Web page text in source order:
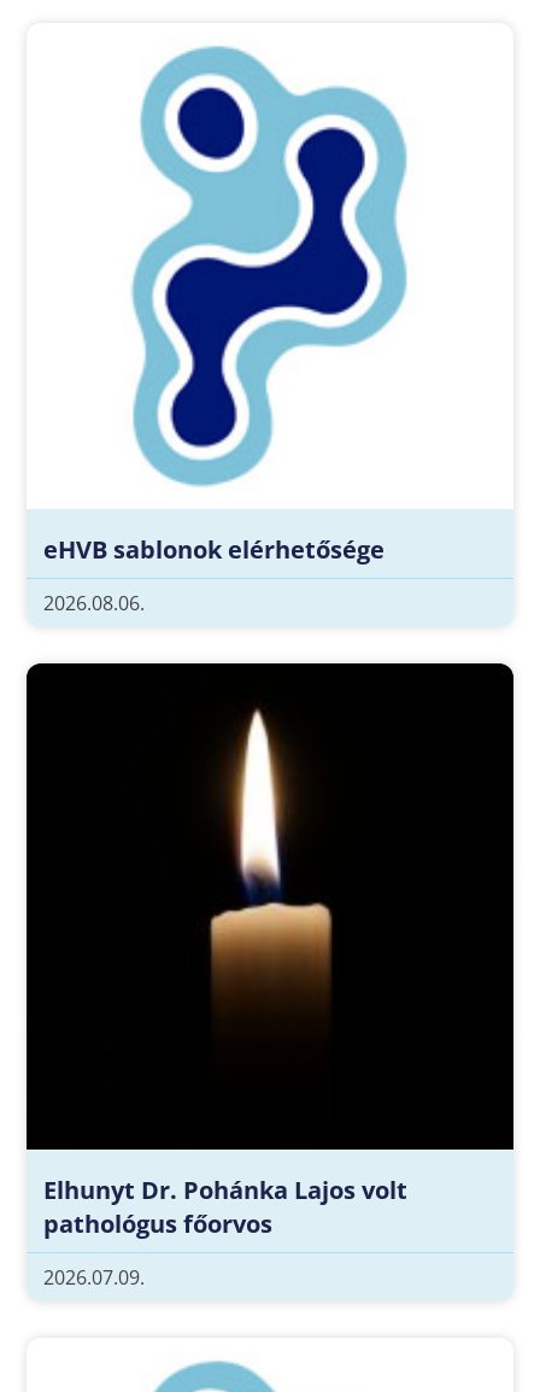
eHVB sablonok elérhetősége
2026.08.06.
Elhunyt Dr. Pohánka Lajos volt
pathológus főorvos
2026.07.09.